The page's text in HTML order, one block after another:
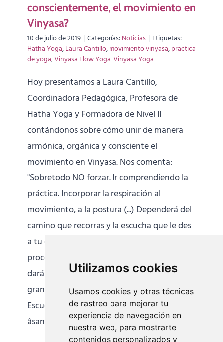
Utilizamos cookies
Usamos cookies y otras técnicas
de rastreo para mejorar tu
experiencia de navegación en
nuestra web, para mostrarte
contenidos personalizados y
conscientemente, el movimiento en
Vinyasa?
10 de julio de 2019 | Categorías:Noticias | Etiquetas:
Hatha Yoga,Laura Cantillo,movimiento vinyasa,practica
de yoga,Vinyasa Flow Yoga,Vinyasa Yoga
Hoy presentamos a Laura Cantillo,
Coordinadora Pedagógica, Profesora de
Hatha Yoga y Formadora de Nivel II
contándonos sobre cómo unir de manera
armónica, orgánica y consciente el
movimiento en Vinyasa. Nos comenta:
"Sobretodo NO forzar. Ir comprendiendo la
práctica. Incorporar la respiración al
movimiento, a la postura (...) Dependerá del
camino que recorras y la escucha que le des
a tu cuerpo. Es un descubrimiento, un
proceso, no una meta (...). Los formadores te
darán instrucciones a modo de guía, pero el
gran maestro/a serás tu mismo/a (...)
Escuchar el punto en el que te sientas en
âsana, en ese fluir[...]